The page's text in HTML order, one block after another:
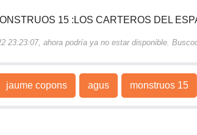
15 :LOS CARTEROS DEL
23:23:07, ahora podría ya no estar disponible.
jaume copons agus monstruos 15